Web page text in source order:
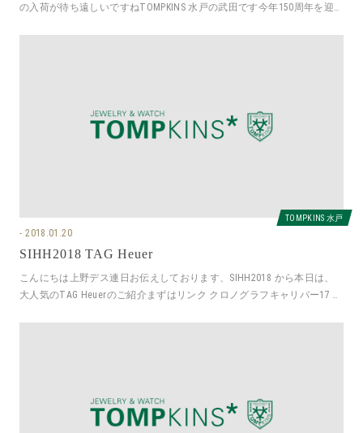
の入荷が待ち遠しいですねTOMPKINS 水戸の武田です今年150周年を迎
TOMPKINS 水戸
2018.01.20
SIHH2018 TAG Heuer
こんにちは上野デス連日お伝えしております、SIHH2018 から本日は、
大人気のTAG Heuerのご紹介まずはリンク クロノグラフキャリバー17 自